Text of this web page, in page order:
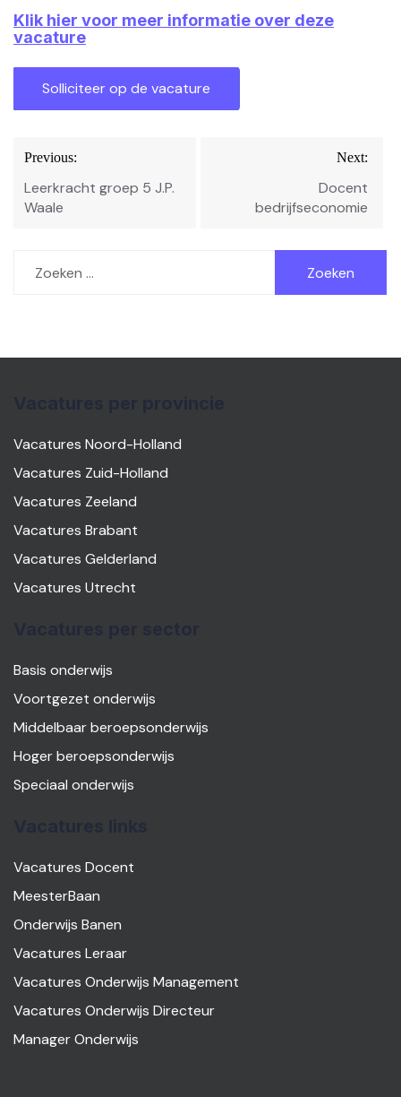
Klik hier voor meer informatie over deze
vacature
Bericht
navigatie
Previous:
Leerkracht groep 5 J.P.
Waale
Next:
Docent
bedrijfseconomie
naar:
Vacatures Noord-Holland
Vacatures Zuid-Holland
Vacatures Zeeland
Vacatures Brabant
Vacatures Gelderland
Vacatures Utrecht
Basis onderwijs
Voortgezet onderwijs
Middelbaar beroepsonderwijs
Hoger beroepsonderwijs
Speciaal onderwijs
Vacatures Docent
MeesterBaan
Onderwijs Banen
Vacatures Leraar
Vacatures Onderwijs Management
Vacatures Onderwijs Directeur
Manager Onderwijs